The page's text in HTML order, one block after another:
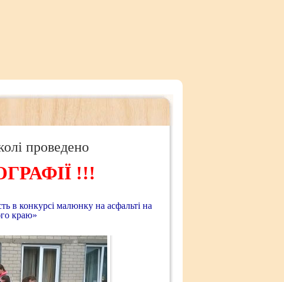
проведено
!!!
в конкурсі малюнку на асфальті на
краю»